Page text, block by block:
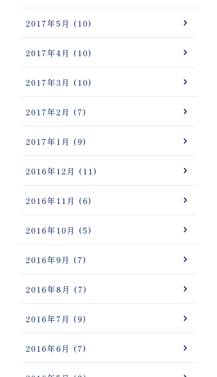
2017年5月 (10)
2017年4月 (10)
2017年3月 (10)
2017年2月 (7)
2017年1月 (9)
2016年12月 (11)
2016年11月 (6)
2016年10月 (5)
2016年9月 (7)
2016年8月 (7)
2016年7月 (9)
2016年6月 (7)